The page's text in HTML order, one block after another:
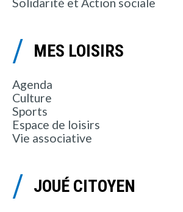
MES LOISIRS
Agenda
Culture
Sports
Espace de loisirs
Vie associative
JOUÉ CITOYEN